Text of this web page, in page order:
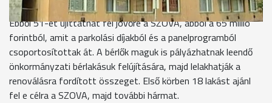
A városban jelenleg 165 rossz állapotú bérlakás áll üresen.
Ebből 51-et újíttathat fel jövőre a SZOVA, abból a 65 millió
forintból, amit a parkolási díjakból és a panelprogramból
csoportosítottak át. A bérlők maguk is pályázhatnak leendő
önkormányzati bérlakásuk felújítására, majd lelakhatják a
renoválásra fordított összeget. Első körben 18 lakást ajánl
fel e célra a SZOVA, majd további hármat.